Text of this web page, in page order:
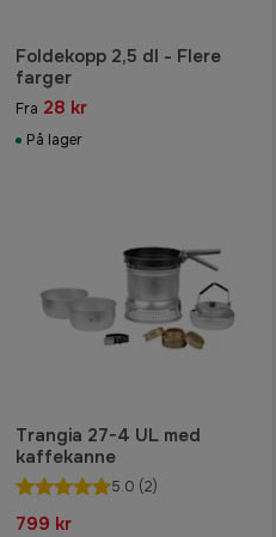
Foldekopp 2,5 dl - Flere
farger
Fra 28 kr
På lager
Trangia 27-4 UL med
kaffekanne
5.0 (2)
799 kr